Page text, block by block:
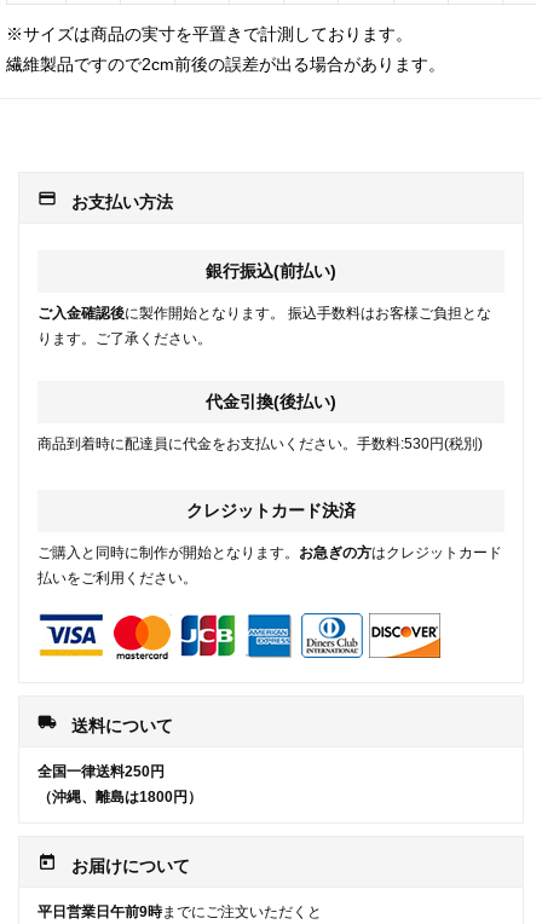
※サイズは商品の実寸を平置きで計測しております。
繊維製品ですので2cm前後の誤差が出る場合があります。
payment お支払い方法
銀行振込(前払い)
ご入金確認後に製作開始となります。 振込手数料はお客様ご負担とな
ります。ご了承ください。
代金引換(後払い)
商品到着時に配達員に代金をお支払いください。手数料:530円(税別)
クレジットカード決済
ご購入と同時に制作が開始となります。 お急ぎの方はクレジットカード
払いをご利用ください。
local_shipping 送料について
全国一律送料250円
（沖縄、離島は1800円）
today お届けについて
平日営業日午前9時までにご注文いただくと